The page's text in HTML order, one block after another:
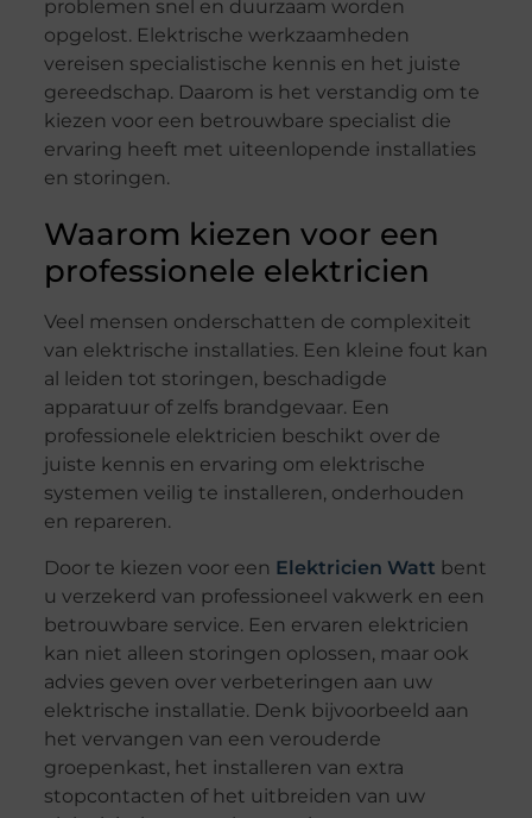
problemen snel en duurzaam worden
opgelost. Elektrische werkzaamheden
vereisen specialistische kennis en het juiste
gereedschap. Daarom is het verstandig om te
kiezen voor een betrouwbare specialist die
ervaring heeft met uiteenlopende installaties
en storingen.
Waarom kiezen voor een
professionele elektricien
Veel mensen onderschatten de complexiteit
van elektrische installaties. Een kleine fout kan
al leiden tot storingen, beschadigde
apparatuur of zelfs brandgevaar. Een
professionele elektricien beschikt over de
juiste kennis en ervaring om elektrische
systemen veilig te installeren, onderhouden
en repareren.
Door te kiezen voor een Elektricien Watt bent
u verzekerd van professioneel vakwerk en een
betrouwbare service. Een ervaren elektricien
kan niet alleen storingen oplossen, maar ook
advies geven over verbeteringen aan uw
elektrische installatie. Denk bijvoorbeeld aan
het vervangen van een verouderde
groepenkast, het installeren van extra
stopcontacten of het uitbreiden van uw